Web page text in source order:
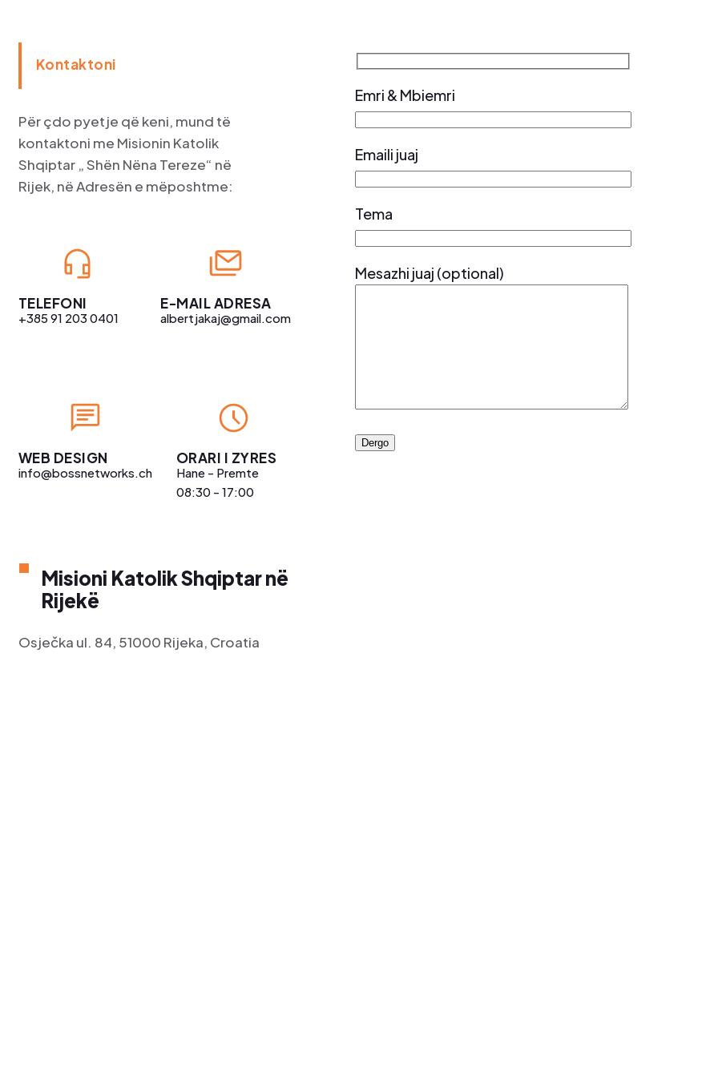
Kontaktoni
Për çdo pyetje që keni, mund të
kontaktoni me Misionin Katolik
Shqiptar „ Shën Nëna Tereze“ në
Rijek, në Adresën e mëposhtme:
TELEFONI
+385 91 203 0401
E-MAIL ADRESA
albertjakaj@gmail.com
WEB DESIGN
info@bossnetworks.ch
ORARI I ZYRES
Hane - Premte
08:30 - 17:00
Misioni Katolik Shqiptar në
Rijekë
Osječka ul. 84, 51000 Rijeka, Croatia
Emri & Mbiemri
Emaili juaj
Tema
Mesazhi juaj (optional)